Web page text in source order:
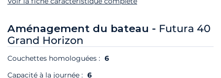
Aménagement du bateau - Futura 40
Grand Horizon
Couchettes homologuées : 6
Capacité à la journée : 6